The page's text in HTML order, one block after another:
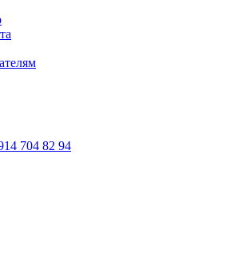
704 82 94